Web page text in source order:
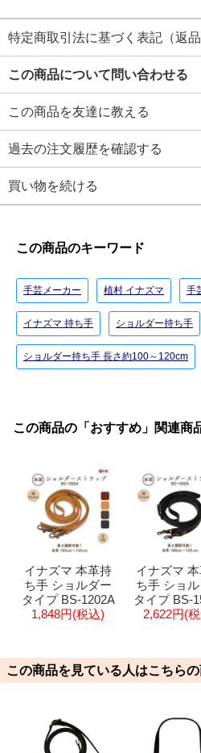
特定商取引法に基づく表記（返品
この商品について問い合わせる
この商品を友達に教える
過去の注文履歴を確認する
買い物を続ける
この商品のキーワード
手芸メーカー 植村 イナズマ 手
イナズマ 持ち手 ショルダー持ち手
ショルダー持ち手 長さ約100～120cm
この商品の「おすすめ」関連商
イナズマ 本革持
ち手 ショルダー
タイプ BS-1202A
1,848円(税込)
イナズマ
ち手 ショ
タイプ BS-
2,622円(
この商品を見ている人はこちら